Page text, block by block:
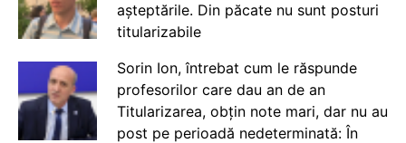
așteptările. Din păcate nu sunt posturi
titularizabile
Sorin Ion, întrebat cum le răspunde
profesorilor care dau an de an
Titularizarea, obțin note mari, dar nu au
post pe perioadă nedeterminată: În